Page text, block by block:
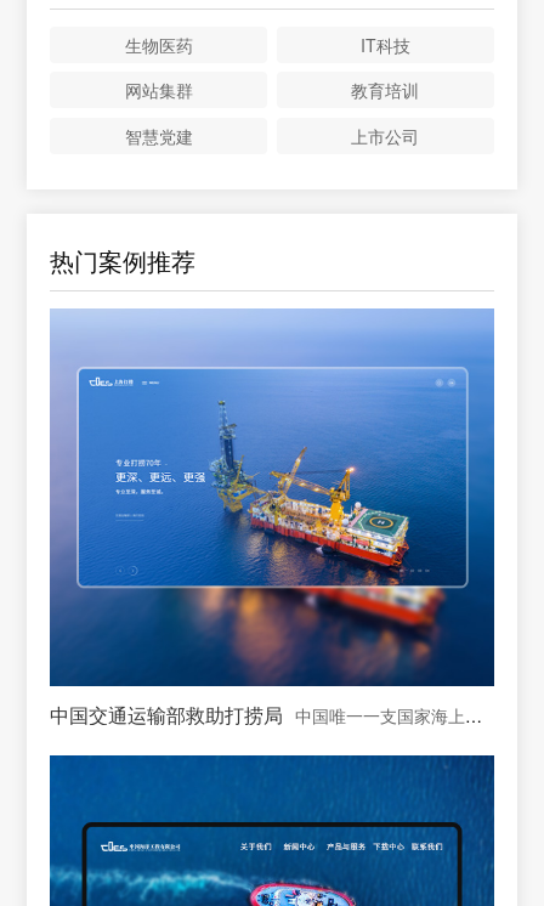
生物医药
IT科技
网站集群
教育培训
智慧党建
上市公司
热门案例推荐
中国交通运输部救助打捞局 中国唯一一支国家海上专业救助打捞力量